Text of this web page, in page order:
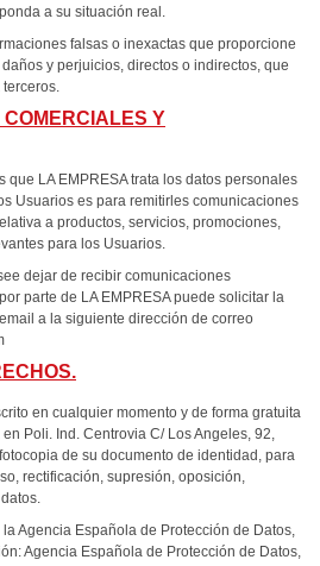
a su situación real.
falsas o inexactas que proporcione
y perjuicios, directos o indirectos, que
terceros.
Y
que LA EMPRESA trata los datos personales
Usuarios es para remitirles comunicaciones
a productos, servicios, promociones,
para los Usuarios.
dejar de recibir comunicaciones
parte de LA EMPRESA puede solicitar la
a la siguiente dirección de correo
en cualquier momento y de forma gratuita
Poli. Ind. Centrovia C/ Los Angeles, 92,
de su documento de identidad, para
rectificación, supresión, oposición,
Agencia Española de Protección de Datos,
Agencia Española de Protección de Datos,